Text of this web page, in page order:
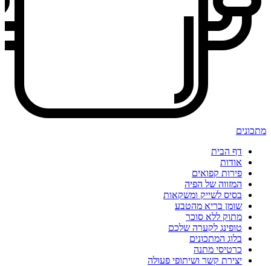
מתכונים
דף הבית
אודות
פירות קפואים
המזווה של הפיה
בסיס לשייק ומשקאות
שומן בריא מהטבע
מתוק ללא סוכר
טופינג לקערה שלכם
בלוג המתכונים
כרטיסי מתנה
יצירת קשר ושיתופי פעולה